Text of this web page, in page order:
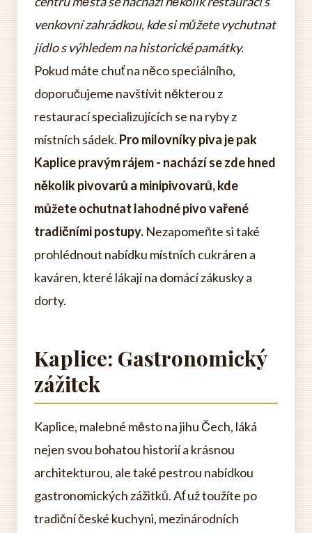
venkovní zahrádkou, kde si můžete vychutnat
jídlo s výhledem na historické památky.
Pokud máte chuť na něco speciálního,
doporučujeme navštívit některou z
restaurací specializujících se na ryby z
místních sádek. Pro milovníky piva je pak
Kaplice pravým rájem - nachází se zde hned
několik pivovarů a minipivovarů, kde
můžete ochutnat lahodné pivo vařené
tradičními postupy. Nezapomeňte si také
prohlédnout nabídku místních cukráren a
kaváren, které lákají na domácí zákusky a
dorty.
Kaplice: Gastronomický
zážitek
Kaplice, malebné město na jihu Čech, láká
nejen svou bohatou historií a krásnou
architekturou, ale také pestrou nabídkou
gastronomických zážitků. Ať už toužíte po
tradiční české kuchyni, mezinárodních